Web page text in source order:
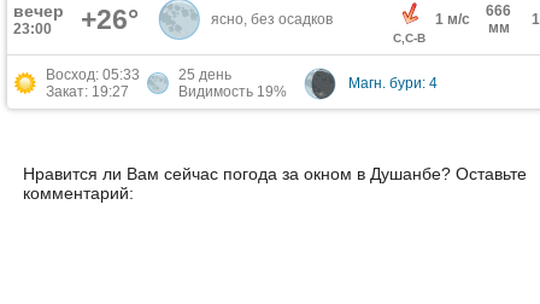
вечер
23:00 +26° ясно, без осадков
С,С-В
1 м/с
666
мм
Восход: 05:33
Закат: 19:27
25 день
Видимость 19%
Магн. бури: 4
Нравится ли Вам сейчас погода за окном в Душанбе? Оставьте
комментарий: